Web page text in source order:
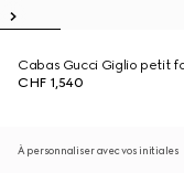
Cabas Gucci Giglio petit
CHF 1,540
À personnaliser avec vos initiales